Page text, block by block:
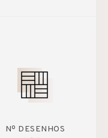
Nº DESENHOS